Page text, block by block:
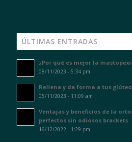
ÚLTIMAS ENTRADAS
¿Por qué es mejor la
08/11/2023 - 5:34 pm
Rellena y da forma a tus
05/11/2023 - 11:09 am
Ventajas y beneficios de la
perfectos sin odiosos brackets.
16/12/2022 - 1:29 pm